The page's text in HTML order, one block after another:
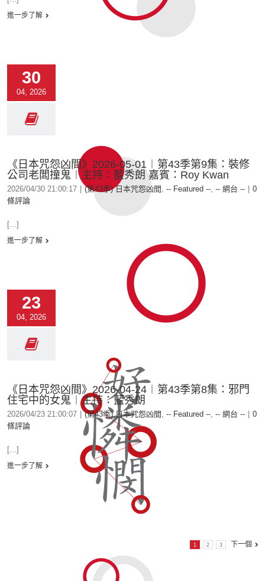
進一步了解
30
04, 2026
《日本咒怨凶間》2026-05-01︱第43季第9集：裝修
公司老闆撞鬼︱主持：藍秀朗 嘉賓：Roy Kwan
2026/04/30 21:00:17 (第43季) 日本咒怨凶間 , -- Featured --, -- 網台 --
0
條評論
[...]
進一步了解
23
04, 2026
《日本咒怨凶間》2026-04-24︱第43季第8集：邪門
住宅中的女鬼︱主持：藍秀朗
2026/04/23 21:00:07 (第43季) 日本咒怨凶間 , -- Featured --, -- 網台 --
0
條評論
[...]
進一步了解
1 2 3 下一個